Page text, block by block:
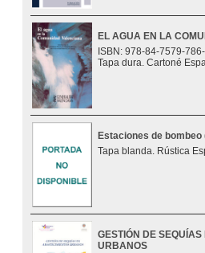
EL AGUA EN LA
ISBN: 978-84-7579-
Tapa dura. Cartoné
Estaciones de bombeo
Tapa blanda. Rústica
GESTIÓN DE
URBANOS